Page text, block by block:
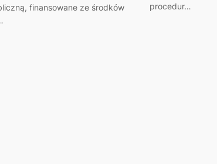
finansowane ze środków
procedur…